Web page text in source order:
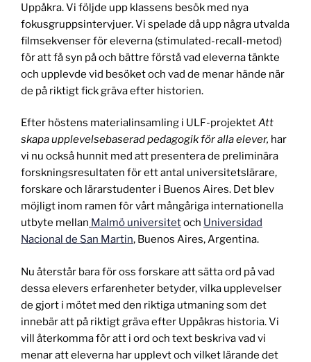
Uppåkra. Vi följde upp klassens besök med nya
fokusgruppsintervjuer. Vi spelade då upp några utvalda
filmsekvenser för eleverna (stimulated-recall-metod)
för att få syn på och bättre förstå vad eleverna tänkte
och upplevde vid besöket och vad de menar hände när
de på riktigt fick gräva efter historien.
Efter höstens materialinsamling i ULF-projektetAtt
skapa upplevelsebaserad pedagogik för alla elever, har
vi nu också hunnit med att presentera de preliminära
forskningsresultaten för ett antal universitetslärare,
forskare och lärarstudenter i Buenos Aires. Det blev
möjligt inom ramen för vårt mångåriga internationella
utbyte mellan Malmö universitetoch Universidad
Nacional de San Martin, Buenos Aires, Argentina.
Nu återstår bara för oss forskare att sätta ord på vad
dessa elevers erfarenheter betyder, vilka upplevelser
de gjort i mötet med den riktiga utmaning som det
innebär att på riktigt gräva efter Uppåkras historia. Vi
vill återkomma för att i ord och text beskriva vad vi
menar att eleverna har upplevt och vilket lärande det